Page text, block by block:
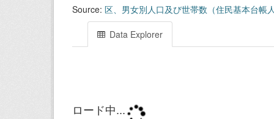
Source: 区、男女別人口及び世帯数（住民基本台帳
Data Explorer